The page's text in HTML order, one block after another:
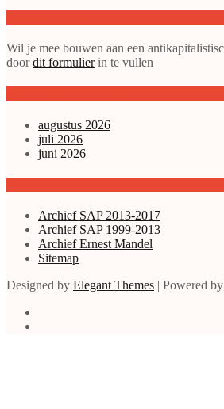
Wil je mee bouwen aan een
doordit formulierin te vullen
augustus 2026
juli 2026
juni 2026
Archief SAP 2013-2017
Archief SAP 1999-2013
Archief Ernest Mandel
Sitemap
Designed by Elegant Themes | Powered by